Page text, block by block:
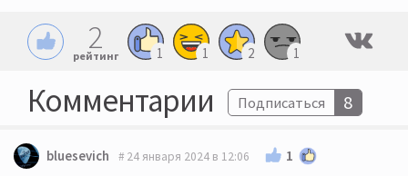
2
рейтинг 1 1 2 1
Комментарии Подписаться 8
bluesevich 24 января 2024 в 12:06 1